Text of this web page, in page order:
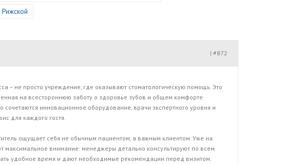
Рижской
#872
|
– не просто учреждение, где оказывают стоматологическую помощь. Это
на всестороннюю заботу о здоровье зубов и общем комфорте
сочетаются инновационное оборудование, врачи экспертного уровня и
для каждого гостя.
ощущает себя не обычным пациентом, а важным клиентом. Уже на
максимальное внимание: менеджеры детально консультируют по всем
удобное время и дают необходимые рекомендации перед визитом.